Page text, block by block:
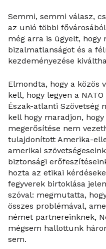
Semmi, semmi válasz,
az unió többi
még arra is ügyelt, hogy
bizalmatlanságot és a
kezdeményezése
Elmondta, hogy a közös
kell, hogy legyen a
Észak-atlanti Szövetség
kell hogy maradjon,
megerősítése nem
tulajdonított Amerika-
amerikai
biztonsági
hozta az etikai
fegyverek birtoklása
szóval: megmutatta,
összes problémával,
német partnereinknek,
mégsem hallottunk
sem.